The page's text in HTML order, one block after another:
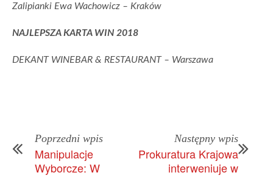
Zalipianki Ewa Wachowicz – Kraków
NAJLEPSZA KARTA WIN 2018
DEKANT WINEBAR & RESTAURANT – Warszawa
Poprzedni wpis
Manipulacje
Wyborcze: W
Następny wpis
Prokuratura Krajowa
interweniuje w